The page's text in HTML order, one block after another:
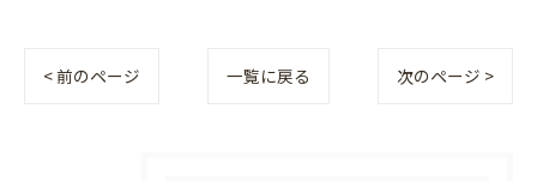
< 前のページ 一覧に戻る 次のページ >